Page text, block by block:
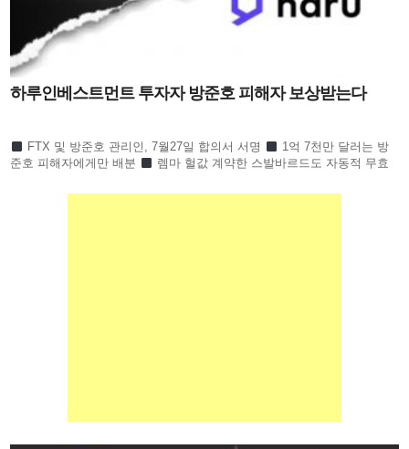
하루인베스트먼트 투자자 방준호 피해자 보상받는다
FTX 및 방준호 관리인, 7월27일 합의서 서명
1억 7천만 달러는 방
준호 피해자에게만 배분
렘마 헐값 계약한 스발바르드도 자동적 무효